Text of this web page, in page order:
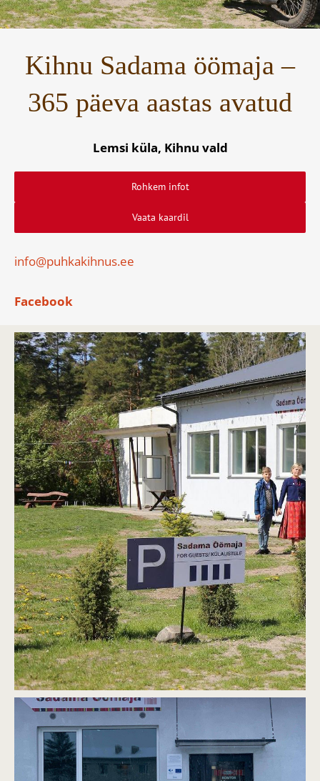
Kihnu Sadama öömaja –
365 päeva aastas avatud
Lemsi küla, Kihnu vald
Rohkem infot
Vaata kaardil
info@puhkakihnus.ee
Facebook